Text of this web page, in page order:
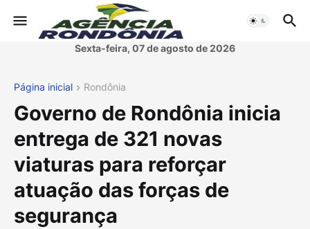
Sexta-feira, 07 de agosto de 2026
Página inicial Rondônia
Governo de Rondônia inicia
entrega de 321 novas
viaturas para reforçar
atuação das forças de
segurança